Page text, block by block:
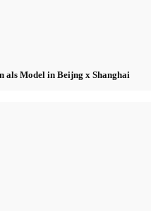
als Model in Beijng x Shanghai